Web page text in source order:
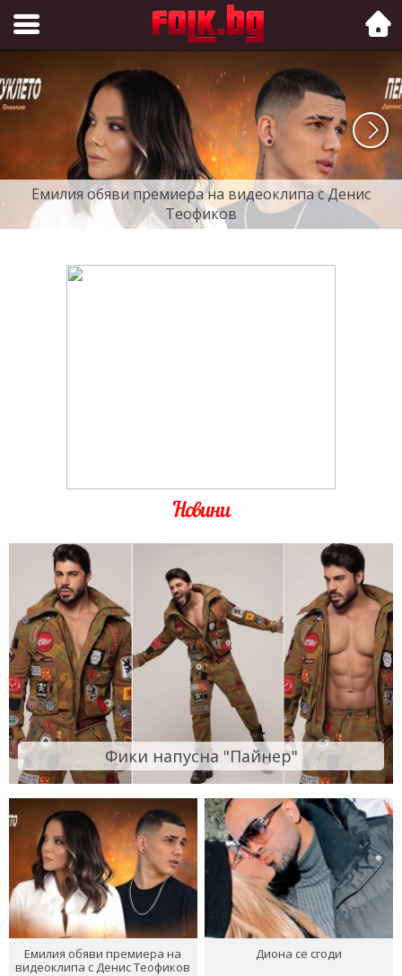
Folk.bg
Емилия обяви премиера на видеоклипа с Денис
Теофиков
Новини
Фики напусна "Пайнер"
Емилия обяви премиера на
видеоклипа с Денис Теофиков
Диона се сгоди